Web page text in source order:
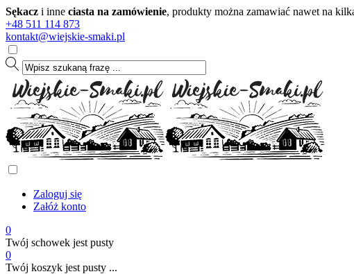
Sękacz i inne ciasta na zamówienie, produkty można zamawiać nawet na
+48 511 114 873
kontakt@wiejskie-smaki.pl
Zaloguj się
Załóż konto
0
Twój schowek jest pusty
0
Twój koszyk jest pusty ...